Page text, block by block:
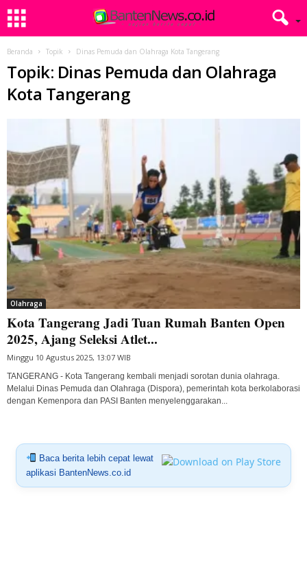
Beranda Topik Dinas Pemuda dan Olahraga Kota Tangerang
Topik: Dinas Pemuda dan Olahraga
Kota Tangerang
Olahraga
Kota Tangerang Jadi Tuan Rumah Banten Open
2025, Ajang Seleksi Atlet...
Minggu 10 Agustus 2025, 13:07 WIB
TANGERANG - Kota Tangerang kembali menjadi sorotan dunia olahraga.
Melalui Dinas Pemuda dan Olahraga (Dispora), pemerintah kota berkolaborasi
dengan Kemenpora dan PASI Banten menyelenggarakan...
Baca berita lebih cepat lewat
aplikasi BantenNews.co.id